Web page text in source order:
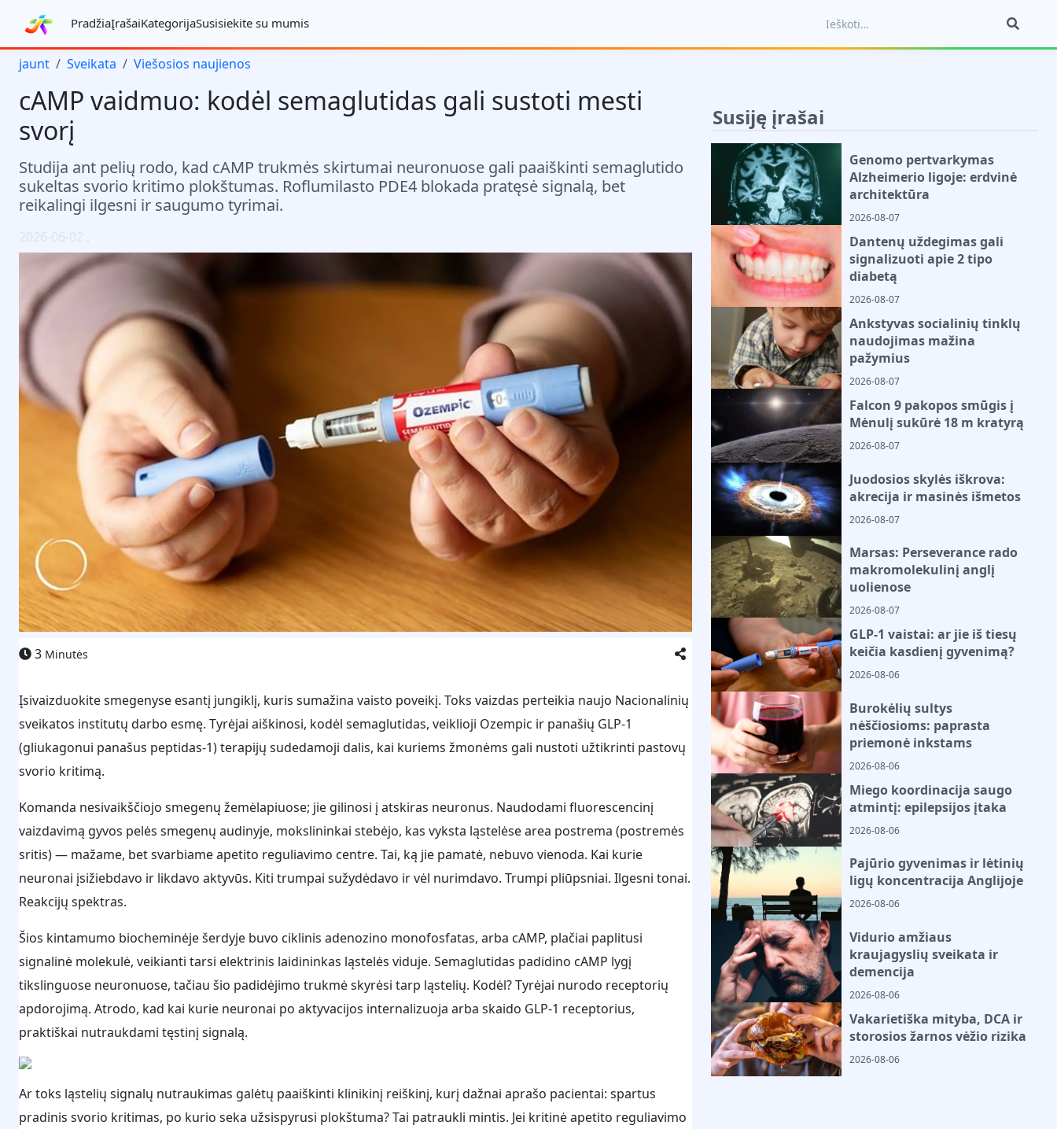
PradžiaĮrašaiKategorijaSusisiekite su mumis
jaunt Sveikata Viešosios naujienos
cAMP vaidmuo: kodėl semaglutidas gali sustoti mesti
svorį
Studija ant pelių rodo, kad cAMP trukmės skirtumai neuronuose gali paaiškinti semaglutido
sukeltas svorio kritimo plokštumas. Roflumilasto PDE4 blokada pratęsė signalą, bet
reikalingi ilgesni ir saugumo tyrimai.
2026-06-02 .
3 Minutės
Įsivaizduokite smegenyse esantį jungiklį, kuris sumažina vaisto poveikį. Toks vaizdas perteikia naujo Nacionalinių
sveikatos institutų darbo esmę. Tyrėjai aiškinosi, kodėl semaglutidas, veiklioji Ozempic ir panašių GLP-1
(gliukagonui panašus peptidas-1) terapijų sudedamoji dalis, kai kuriems žmonėms gali nustoti užtikrinti pastovų
svorio kritimą.
Komanda nesivaikščiojo smegenų žemėlapiuose; jie gilinosi į atskiras neuronus. Naudodami fluorescencinį
vaizdavimą gyvos pelės smegenų audinyje, mokslininkai stebėjo, kas vyksta ląstelėse area postrema (postremės
sritis) — mažame, bet svarbiame apetito reguliavimo centre. Tai, ką jie pamatė, nebuvo vienoda. Kai kurie
neuronai įsižiebdavo ir likdavo aktyvūs. Kiti trumpai sužydėdavo ir vėl nurimdavo. Trumpi pliūpsniai. Ilgesni tonai.
Reakcijų spektras.
Šios kintamumo biocheminėje šerdyje buvo ciklinis adenozino monofosfatas, arba cAMP, plačiai paplitusi
signalinė molekulė, veikianti tarsi elektrinis laidininkas ląstelės viduje. Semaglutidas padidino cAMP lygį
tikslinguose neuronuose, tačiau šio padidėjimo trukmė skyrėsi tarp ląstelių. Kodėl? Tyrėjai nurodo receptorių
apdorojimą. Atrodo, kad kai kurie neuronai po aktyvacijos internalizuoja arba skaido GLP-1 receptorius,
praktiškai nutraukdami tęstinį signalą.
Ar toks ląstelių signalų nutraukimas galėtų paaiškinti klinikinį reiškinį, kurį dažnai aprašo pacientai: spartus
pradinis svorio kritimas, po kurio seka užsispyrusi plokštuma? Tai patraukli mintis. Jei kritinė apetito reguliavimo
Susiję įrašai
Genomo pertvarkymas
Alzheimerio ligoje: erdvinė
architektūra
2026-08-07
Dantenų uždegimas gali
signalizuoti apie 2 tipo
diabetą
2026-08-07
Ankstyvas socialinių tinklų
naudojimas mažina
pažymius
2026-08-07
Falcon 9 pakopos smūgis į
Mėnulį sukūrė 18 m kratyrą
2026-08-07
Juodosios skylės iškrova:
akrecija ir masinės išmetos
2026-08-07
Marsas: Perseverance rado
makromolekulinį anglį
uolienose
2026-08-07
GLP-1 vaistai: ar jie iš tiesų
keičia kasdienį gyvenimą?
2026-08-06
Burokėlių sultys
nėščiosioms: paprasta
priemonė inkstams
2026-08-06
Miego koordinacija saugo
atmintį: epilepsijos įtaka
2026-08-06
Pajūrio gyvenimas ir lėtinių
ligų koncentracija Anglijoje
2026-08-06
Vidurio amžiaus
kraujagyslių sveikata ir
demencija
2026-08-06
Vakarietiška mityba, DCA ir
storosios žarnos vėžio rizika
2026-08-06